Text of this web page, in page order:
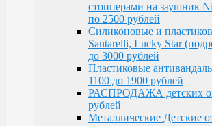
Футляры до 400 рублей
Футляры по 600 рублей
Футляры по 550 рублей
Футляры для солнцезащитных
Детские от 400 рублей
Распродажа
стопперами на заушник
по 2500 рублей
Силиконовые и
Santarelli, Lucky Star
до 3000 рублей
Пластиковые
1100 до 1900 рублей
РАСПРОДАЖА детских
рублей
Металлические Детские